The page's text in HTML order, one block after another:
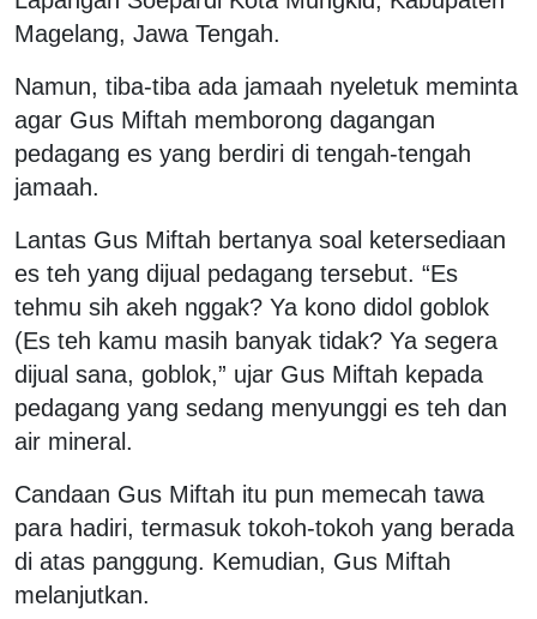
Magelang, Jawa Tengah.
Namun, tiba-tiba ada jamaah nyeletuk meminta
agar Gus Miftah memborong dagangan
pedagang es yang berdiri di tengah-tengah
jamaah.
Lantas Gus Miftah bertanya soal ketersediaan
es teh yang dijual pedagang tersebut. “Es
tehmu sih akeh nggak? Ya kono didol goblok
(Es teh kamu masih banyak tidak? Ya segera
dijual sana, goblok,” ujar Gus Miftah kepada
pedagang yang sedang menyunggi es teh dan
air mineral.
Candaan Gus Miftah itu pun memecah tawa
para hadiri, termasuk tokoh-tokoh yang berada
di atas panggung. Kemudian, Gus Miftah
melanjutkan.